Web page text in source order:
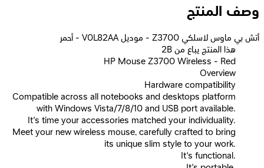
وصف المنتج
أتش بي ماوس لاسلكي Z3700 - موديل V0L82AA - أحمر
2B هذا المنتج يباع من
HP Mouse Z3700 Wireless - Red
Overview
Hardware compatibility
Compatible across all notebooks and desktops platform
with Windows Vista/7/8/10 and USB port available.
It’s time your accessories matched your individuality.
Meet your new wireless mouse, carefully crafted to bring
its unique slim style to your work.
It’s functional.